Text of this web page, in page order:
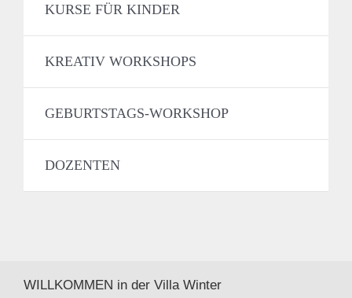
KURSE FÜR KINDER
KREATIV WORKSHOPS
GEBURTSTAGS-WORKSHOP
DOZENTEN
WILLKOMMEN in der Villa Winter